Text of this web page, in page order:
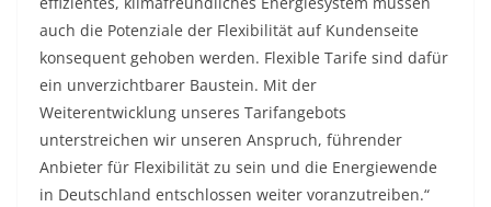
auch die Potenziale der Flexibilität auf Kundenseite
konsequent gehoben werden. Flexible Tarife sind dafür
ein unverzichtbarer Baustein. Mit der
Weiterentwicklung unseres Tarifangebots
unterstreichen wir unseren Anspruch, führender
Anbieter für Flexibilität zu sein und die Energiewende
in Deutschland entschlossen weiter voranzutreiben.“